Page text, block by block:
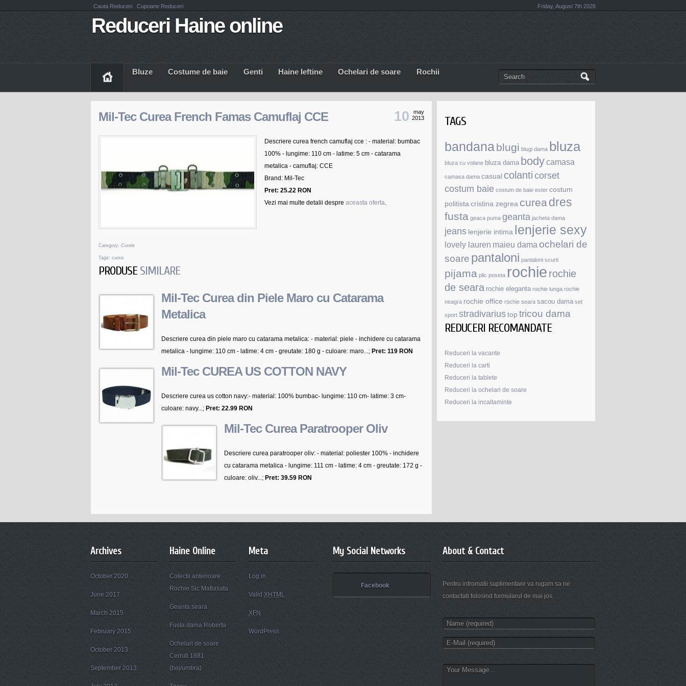
Cauta Reduceri Cupoane Reduceri Friday, August 7th 2026
Reduceri Haine online
Bluze Costume de baie Genti Haine Ieftine Ochelari de soare Rochii
may
2013
10
Mil-Tec Curea French Famas Camuflaj CCE
Descriere curea french camuflaj cce : - material: bumbac
100% - lungime: 110 cm - latime: 5 cm - catarama
metalica - camuflaj: CCE
Brand: Mil-Tec
Pret: 25.22 RON
Vezi mai multe detalii despre aceasta oferta.
Category: Curele
Tags: curea
PRODUSE SIMILARE
Mil-Tec Curea din Piele Maro cu Catarama
Metalica
Descriere curea din piele maro cu catarama metalica: - material: piele - inchidere cu catarama
metalica - lungime: 110 cm - latime: 4 cm - greutate: 180 g - culoare: maro...; Pret: 119 RON
Mil-Tec CUREA US COTTON NAVY
Descriere curea us cotton navy:- material: 100% bumbac- lungime: 110 cm- latime: 3 cm-
culoare: navy...; Pret: 22.99 RON
Mil-Tec Curea Paratrooper Oliv
Descriere curea paratrooper oliv: - material: poliester 100% - inchidere
cu catarama metalica - lungime: 111 cm - latime: 4 cm - greutate: 172 g -
culoare: oliv...; Pret: 39.59 RON
TAGS
bandanablugi blugi dama bluza
bluza cu volane bluza dama bodycamasa
camasa dama casual colanticorset
costum baie costum de baie ester costum
politista cristina zegrea curea dres
fusta geaca puma geanta jacheta dama
jeans lenjerie intima lenjerie sexy
lovely lauren maieu dama ochelari de
soare pantaloni pantaloni scurti
pijama plic poseta rochie rochie
de seara rochie eleganta rochie lunga rochie
neagra rochie office rochie seara sacou dama set
sport stradivariustop tricou dama
REDUCERI RECOMANDATE
Reduceri la vacante
Reduceri la carti
Reduceri la tablete
Reduceri la ochelari de soare
Reduceri la incaltaminte
Archives
October 2020
June 2017
March 2015
February 2015
October 2013
September 2013
Haine Online
Colectii anterioare
Rochie Sic Matlasata
Geanta seara
Fusta dama Roberta
Ochelari de soare
Cerruti 1881
(bej/umbra)
Meta
Log in
Valid XHTML
XFN
WordPress
My Social Networks
Facebook
About & Contact
Pentru infromatii suplimentare va rugam sa ne
contactati folosind formularul de mai jos.